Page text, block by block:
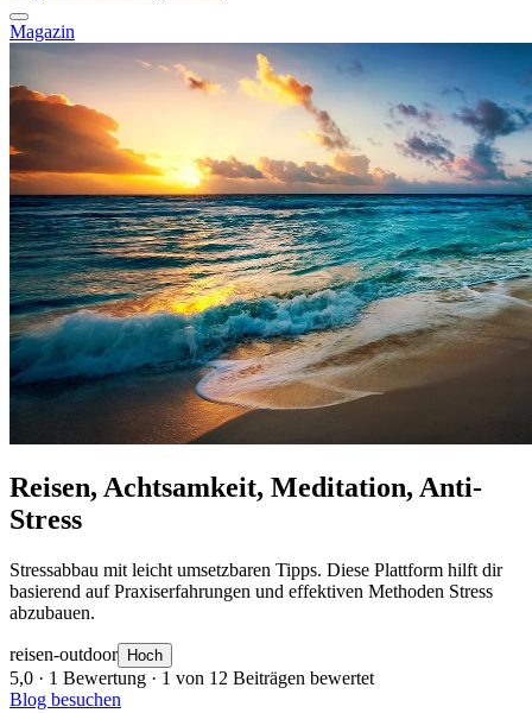
Magazin
Reisen, Achtsamkeit, Meditation, Anti-
Stress
Stressabbau mit leicht umsetzbaren Tipps. Diese Plattform hilft dir
basierend auf Praxiserfahrungen und effektiven Methoden Stress
abzubauen.
reisen-outdoor Hoch
5,0 · 1 Bewertung · 1 von 12 Beiträgen bewertet
Blog besuchen